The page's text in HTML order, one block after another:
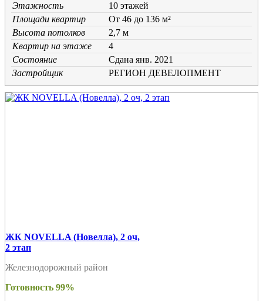
Этажность
10 этажей
Площади квартир
От 46 до 136 м²
Высота потолков
2,7 м
Квартир на этаже
4
Состояние
Cдана янв. 2021
Застройщик
РЕГИОН ДЕВЕЛОПМЕНТ
ЖК NOVELLA (Новелла), 2 оч,
2 этап
Железнодорожный район
Готовность 99%